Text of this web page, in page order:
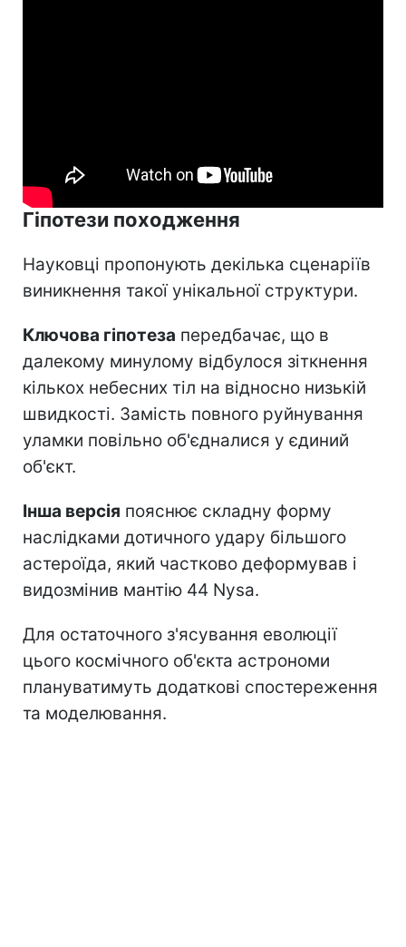
Гіпотези походження
Науковці пропонують декілька сценаріїв
виникнення такої унікальної структури.
Ключова гіпотеза передбачає, що в
далекому минулому відбулося зіткнення
кількох небесних тіл на відносно низькій
швидкості. Замість повного руйнування
уламки повільно об'єдналися у єдиний
об'єкт.
Інша версія пояснює складну форму
наслідками дотичного удару більшого
астероїда, який частково деформував і
видозмінив мантію 44 Nysa.
Для остаточного з'ясування еволюції
цього космічного об'єкта астрономи
плануватимуть додаткові спостереження
та моделювання.